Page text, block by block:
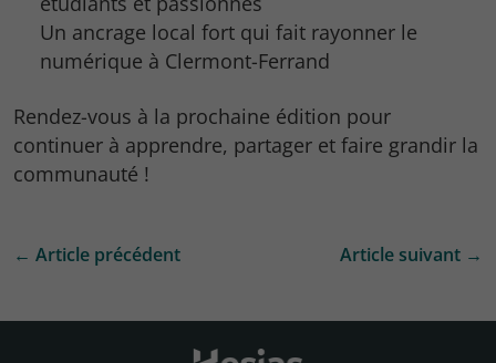
Un ancrage local fort qui fait rayonner le
numérique à Clermont-Ferrand
Rendez-vous à la prochaine édition pour
continuer à apprendre, partager et faire grandir la
communauté !
← Article précédent Article suivant →